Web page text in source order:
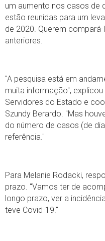
um aumento nos casos de
estão reunidas para um
de 2020. Querem
anteriores.
"A pesquisa está em
muita informação",
Servidores do Estado e
Szundy Berardo. "Mas
do número de casos (de
referência."
Para Melanie Rodacki,
prazo. "Vamos ter de
longo prazo, ver a
teve Covid-19."